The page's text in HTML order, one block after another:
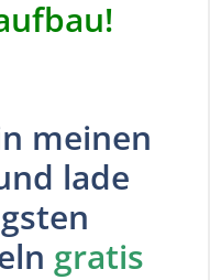
meinen
lade
gratis